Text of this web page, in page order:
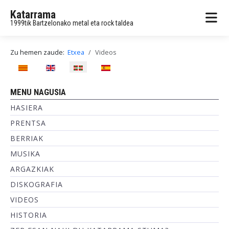
Katarrama
1999tik Bartzelonako metal eta rock taldea
Zu hemen zaude: Etxea Videos
Hautatu hizkuntza
MENU NAGUSIA
HASIERA
PRENTSA
BERRIAK
MUSIKA
ARGAZKIAK
DISKOGRAFIA
VIDEOS
HISTORIA